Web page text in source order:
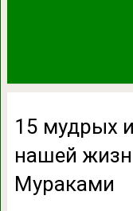
15 мудрых
нашей
Мураками